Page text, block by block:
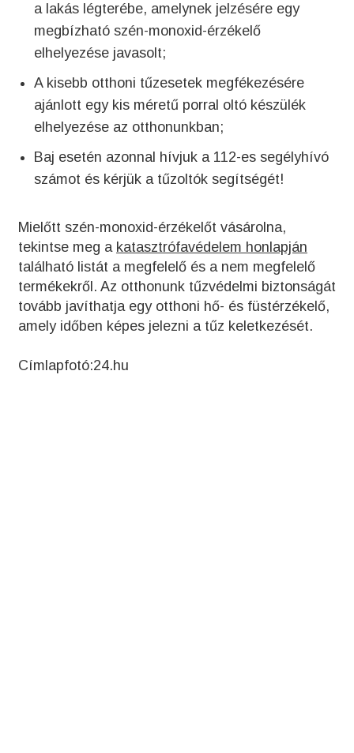
a lakás légterébe, amelynek jelzésére egy
megbízható szén-monoxid-érzékelő
elhelyezése javasolt;
A kisebb otthoni tűzesetek megfékezésére
ajánlott egy kis méretű porral oltó készülék
elhelyezése az otthonunkban;
Baj esetén azonnal hívjuk a 112-es segélyhívó
számot és kérjük a tűzoltók segítségét!
Mielőtt szén-monoxid-érzékelőt vásárolna,
tekintse meg a katasztrófavédelem honlapján
található listát a megfelelő és a nem megfelelő
termékekről. Az otthonunk tűzvédelmi biztonságát
tovább javíthatja egy otthoni hő- és füstérzékelő,
amely időben képes jelezni a tűz keletkezését.
Címlapfotó:24.hu